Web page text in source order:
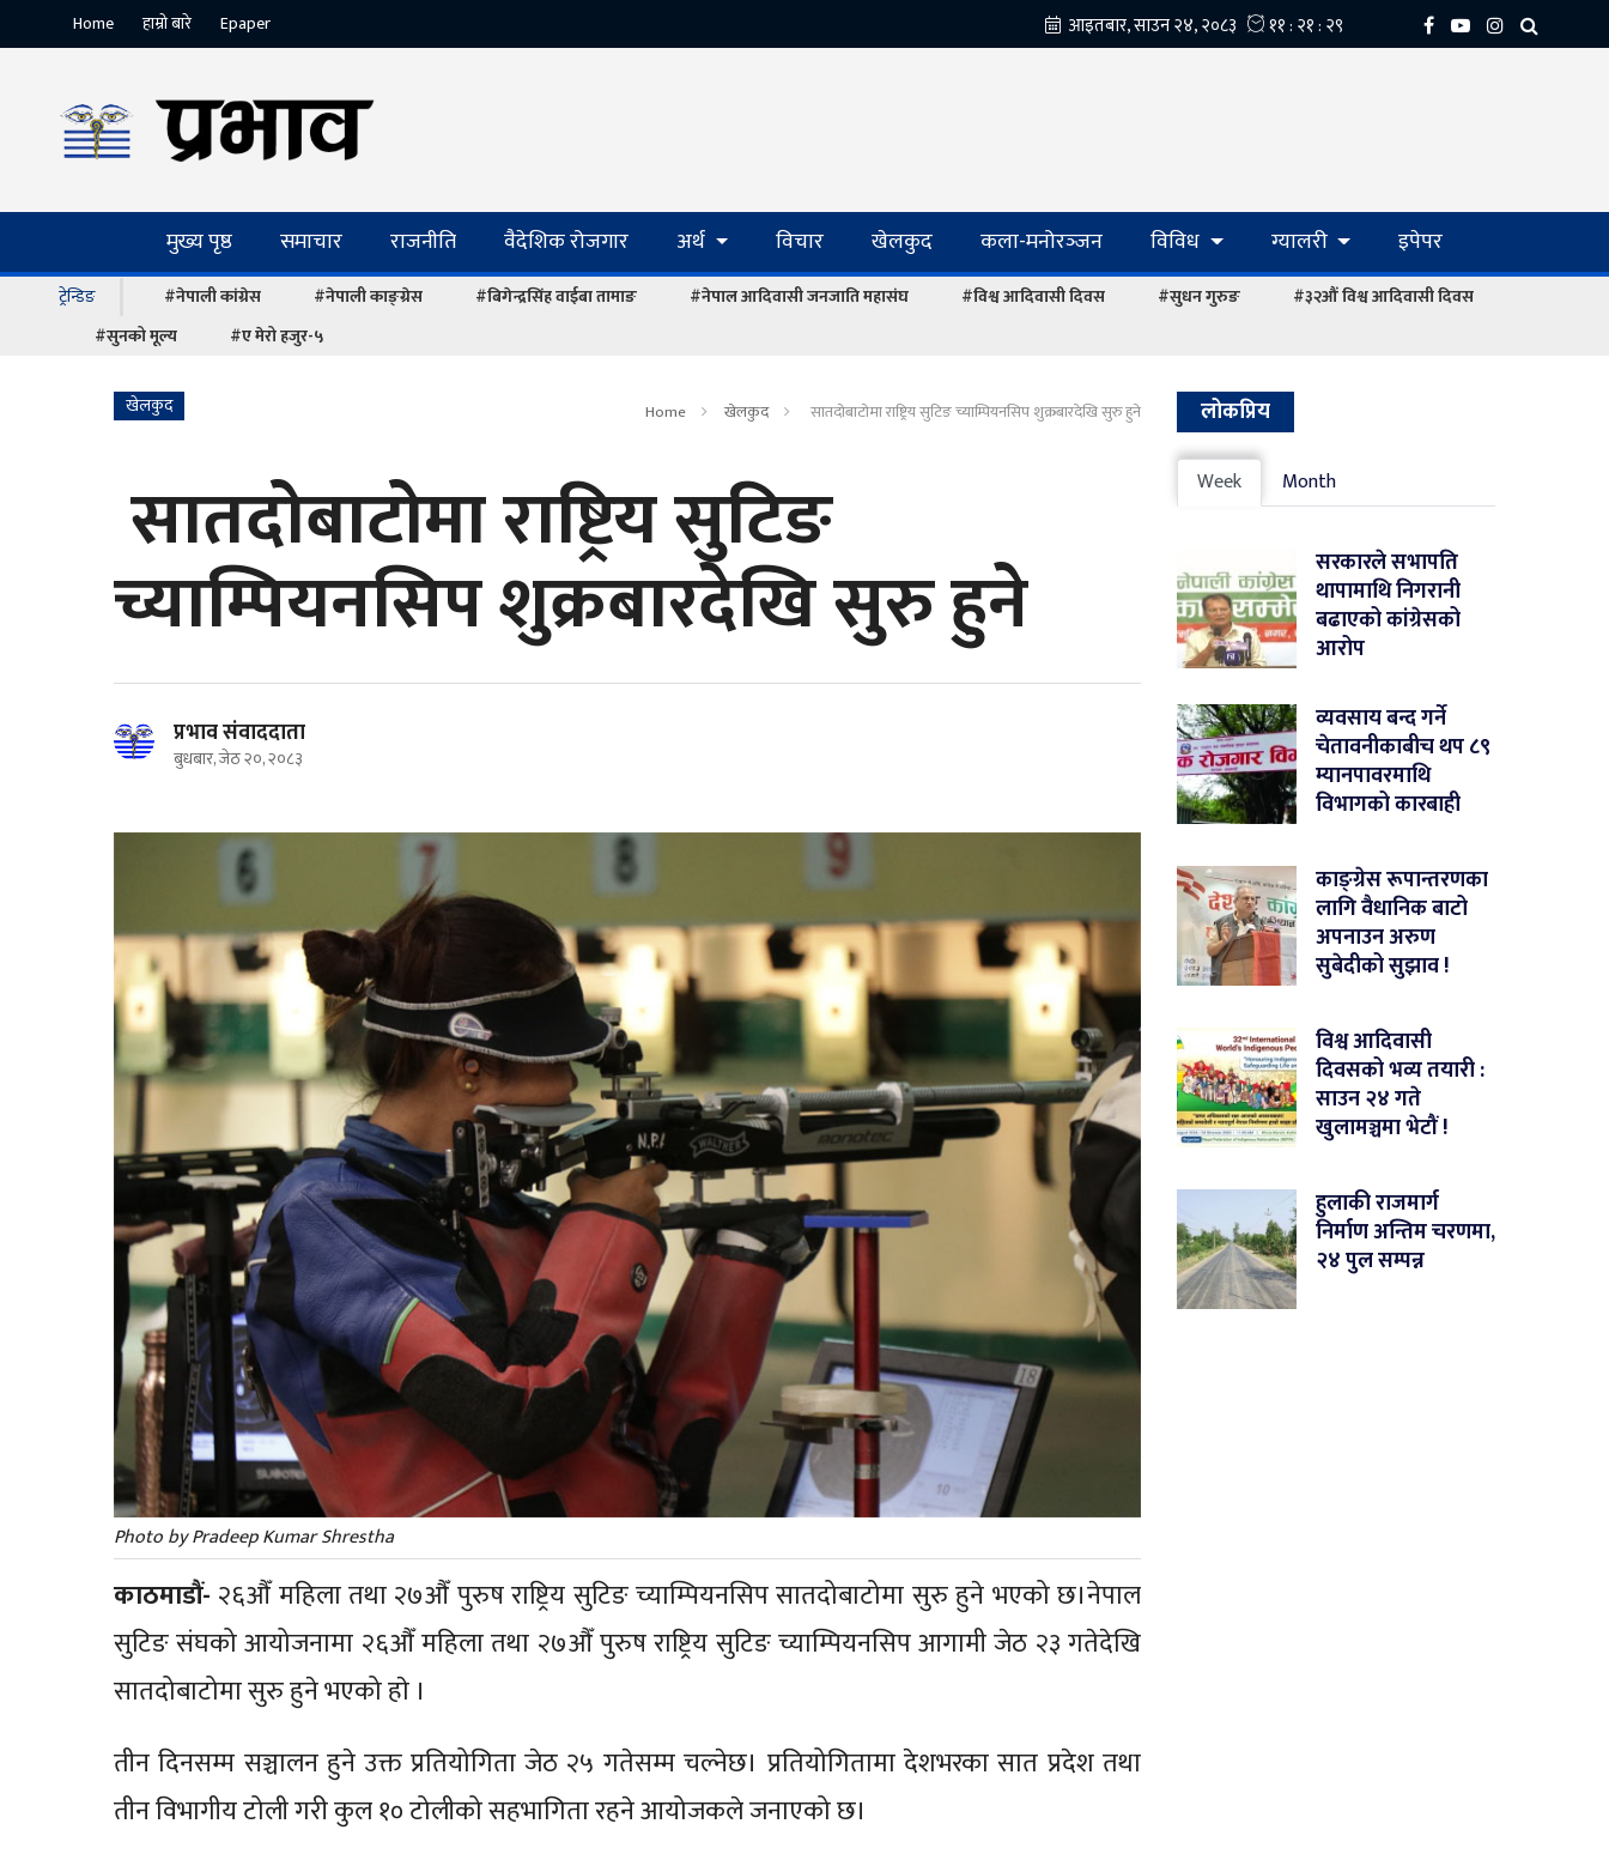
Home हाम्रो बारे Epaper
मुख्य पृष्ठ समाचार राजनीति वैदेशिक रोजगार अर्थ विचार खेलकुद कला-मनोरञ्‍जन विविध ग्यालरी इपेपर
ट्रेन्डिङ #नेपाली कांग्रेस #नेपाली काङ्ग्रेस #बिगेन्द्रसिंह वाईबा तामाङ #नेपाल आदिवासी जनजाति महासंघ #विश्व आदिवासी दिवस #सुधन गुरुङ
#३२औं विश्व आदिवासी दिवस
#सुनको मूल्य
#ए मेरो हजुर-५
खेलकुद Home खेलकुद सातदोबाटोमा राष्ट्रिय सुटिङ च्याम्पियनसिप शुक्रबारदेखि सुरु हुने
सातदोबाटोमा राष्ट्रिय सुटिङ
च्याम्पियनसिप शुक्रबारदेखि सुरु हुने
प्रभाव संवाददाता
बुधबार, जेठ २०, २०८३
Photo by Pradeep Kumar Shrestha
काठमाडौं- २६औँ महिला तथा २७औँ पुरुष राष्ट्रिय सुटिङ च्याम्पियनसिप सातदोबाटोमा सुरु हुने भएको छ।नेपाल
सुटिङ संघको आयोजनामा २६औँ महिला तथा २७औँ पुरुष राष्ट्रिय सुटिङ च्याम्पियनसिप आगामी जेठ २३ गतेदेखि
सातदोबाटोमा सुरु हुने भएको हाे ।
तीन दिनसम्म सञ्चालन हुने उक्त प्रतियोगिता जेठ २५ गतेसम्म चल्नेछ। प्रतियोगितामा देशभरका सात प्रदेश तथा
तीन विभागीय टोली गरी कुल १० टोलीको सहभागिता रहने आयोजकले जनाएको छ।
लोकप्रिय
Week Month
सरकारले सभापति
थापामाथि निगरानी
बढाएको कांग्रेसको
आरोप
व्यवसाय बन्द गर्ने
चेतावनीकाबीच थप ८९
म्यानपावरमाथि
विभागको कारबाही
काङ्ग्रेस रूपान्तरणका
लागि वैधानिक बाटो
अपनाउन अरुण
सुबेदीको सुझाव !
विश्व आदिवासी
दिवसको भव्य तयारी :
साउन २४ गते
खुलामञ्चमा भेटौं !
हुलाकी राजमार्ग
निर्माण अन्तिम चरणमा,
२४ पुल सम्पन्न